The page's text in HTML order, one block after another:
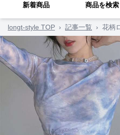
新着商品 商品を検索
longt-style TOP › 記事一覧 › 花柄